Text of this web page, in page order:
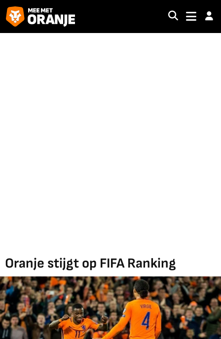
Oranje stijgt op FIFA Ranking